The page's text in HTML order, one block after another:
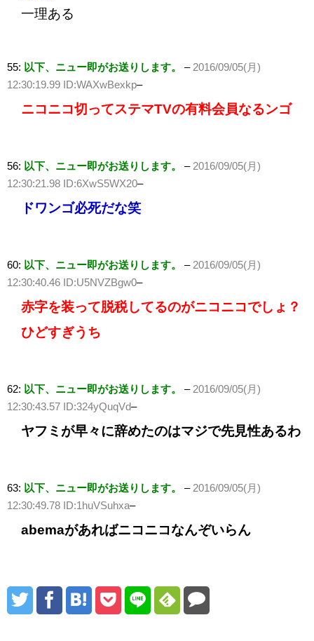
一理ある
55: 以下、ニュー即がお送りします。 –2016/09/05(月)
12:30:19.99 ID:WAXwBexkp–
ニコニコ切ってステマTVの有料会員なるンゴ
56: 以下、ニュー即がお送りします。 –2016/09/05(月)
12:30:21.98 ID:6XwS5WX20–
ドワンゴ必死だな笑
60: 以下、ニュー即がお送りします。 –2016/09/05(月)
12:30:40.46 ID:U5NVZBgw0–
赤字を装って脱税してるのがニコニコでしょ？
ひどすぎうち
62: 以下、ニュー即がお送りします。 –2016/09/05(月)
12:30:43.57 ID:324yQuqVd–
ヤフミが早々に辞めたのはマジで先見性あるわ
63: 以下、ニュー即がお送りします。 –2016/09/05(月)
12:30:49.78 ID:1huVSuhxa–
abemaがあればニコニコなんぞいらん